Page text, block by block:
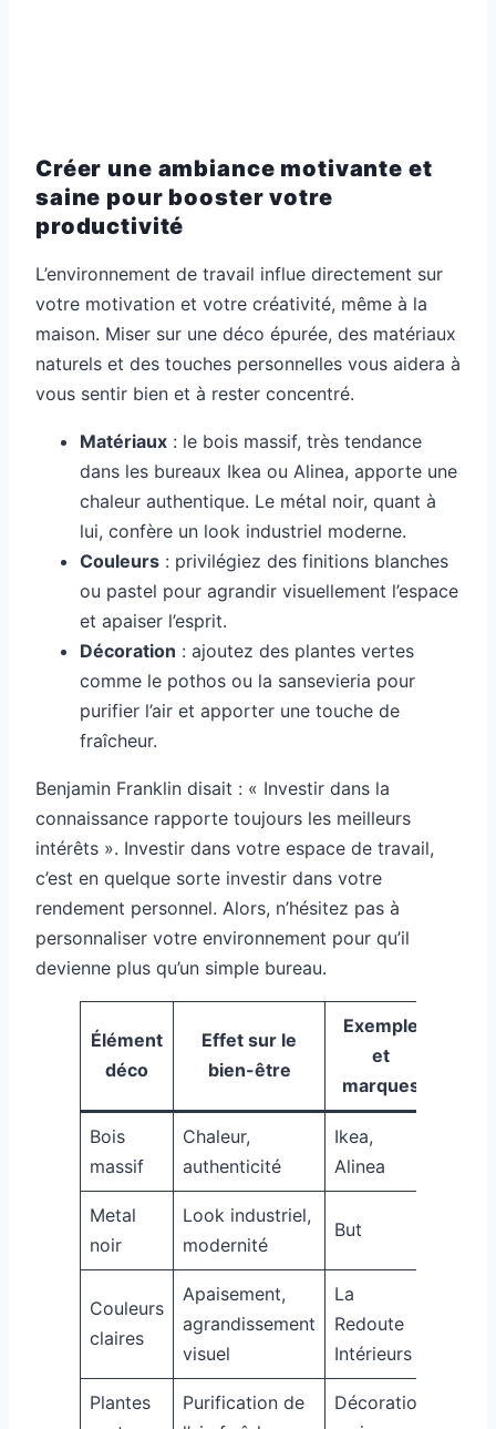
Créer une ambiance motivante et
saine pour booster votre
productivité
L’environnement de travail influe directement sur
votre motivation et votre créativité, même à la
maison. Miser sur une déco épurée, des matériaux
naturels et des touches personnelles vous aidera à
vous sentir bien et à rester concentré.
Matériaux : le bois massif, très tendance
dans les bureaux Ikea ou Alinea, apporte une
chaleur authentique. Le métal noir, quant à
lui, confère un look industriel moderne.
Couleurs : privilégiez des finitions blanches
ou pastel pour agrandir visuellement l’espace
et apaiser l’esprit.
Décoration : ajoutez des plantes vertes
comme le pothos ou la sansevieria pour
purifier l’air et apporter une touche de
fraîcheur.
Benjamin Franklin disait : « Investir dans la
connaissance rapporte toujours les meilleurs
intérêts ». Investir dans votre espace de travail,
c’est en quelque sorte investir dans votre
rendement personnel. Alors, n’hésitez pas à
personnaliser votre environnement pour qu’il
devienne plus qu’un simple bureau.
Élément
déco
Effet sur le
bien-être
Exemple
et
marques
Bois
massif
Chaleur,
authenticité
Ikea,
Alinea
Metal
noir
Look industriel,
modernité
But
Couleurs
claires
Apaisement,
agrandissement
visuel
La
Redoute
Intérieurs
Plantes
Purification de
Décoration